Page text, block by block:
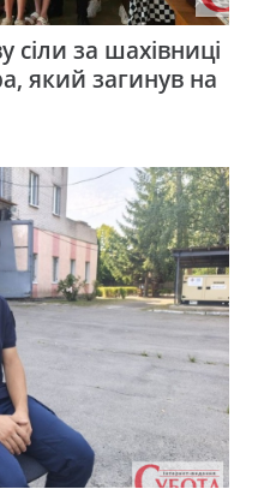
сіли за шахівниці
який загинув на